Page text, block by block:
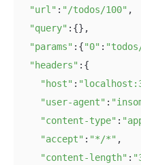
"url" : "/todos/100" ,
"query" :{},
"params" :{"0" :
"headers" :{
"host" :
"user-agent" :
"content-type" :
"accept" : "*/*" ,
"content-length" :